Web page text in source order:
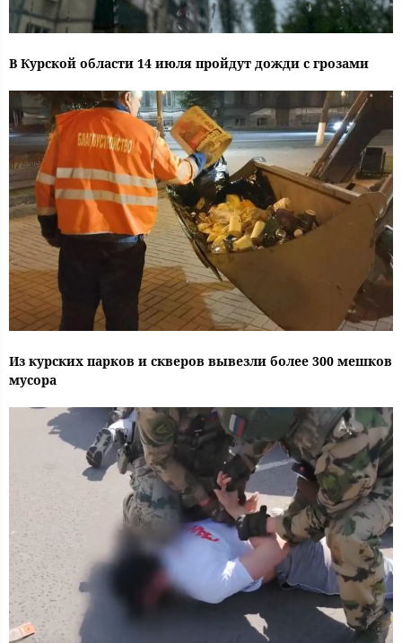
В Курской области 14 июля пройдут дожди с грозами
Из курских парков и скверов вывезли более 300 мешков
мусора